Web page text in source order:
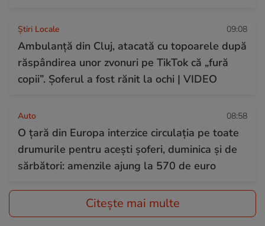
Știri Locale 09:08
Ambulanță din Cluj, atacată cu topoarele după
răspândirea unor zvonuri pe TikTok că „fură
copii”. Șoferul a fost rănit la ochi | VIDEO
Auto 08:58
O țară din Europa interzice circulația pe toate
drumurile pentru acești șoferi, duminica și de
sărbători: amenzile ajung la 570 de euro
Citește mai multe